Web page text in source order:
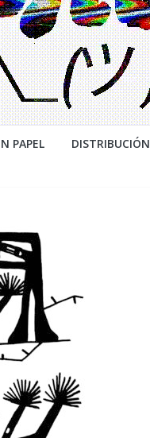
PAPEL DISTRIBUCIÓN